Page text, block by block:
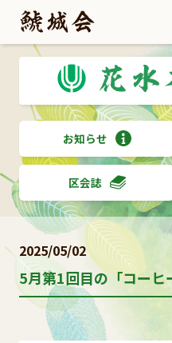
お知らせ
区会誌
2025/05/02
5月第1回目の「コーヒ